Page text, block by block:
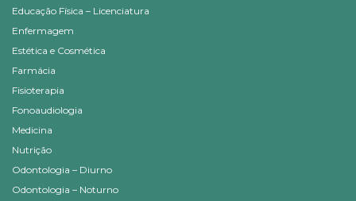
Educação Física – Licenciatura
Enfermagem
Estética e Cosmética
Farmácia
Fisioterapia
Fonoaudiologia
Medicina
Nutrição
Odontologia – Diurno
Odontologia – Noturno